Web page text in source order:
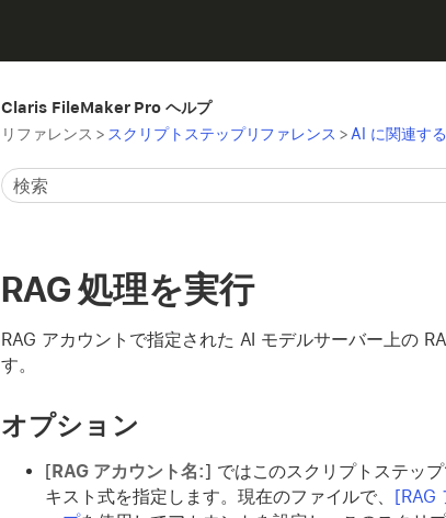
Claris FileMaker Pro ヘルプ
リファレンス > スクリプトステップリファレンス > AI に関連す
RAG 処理を実行
RAG アカウントで指定された AI モデルサーバー上の
す。
オプション
[RAG アカウント名:] ではこのスクリプトステッ
キスト式を指定します。現在のファイルで、 [RAG